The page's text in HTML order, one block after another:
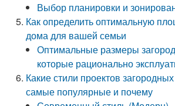
Выбор планировки и
Как определить оптимальную
дома для вашей семьи
Оптимальные размеры
которые рационально
Какие стили проектов
самые популярные и почему